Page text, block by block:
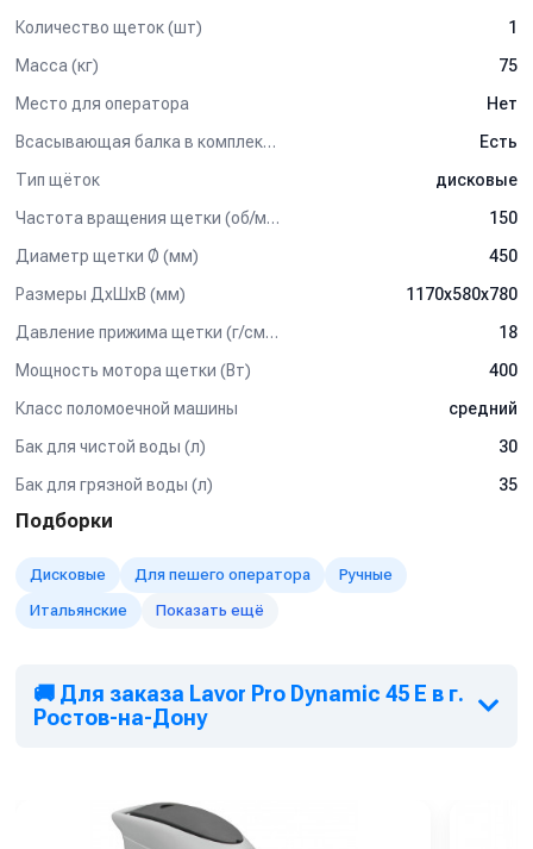
Количество щеток (шт)
1
Масса (кг)
75
Место для оператора
Нет
Всасывающая балка в комплектации
Есть
Тип щёток
дисковые
Частота вращения щетки (об/мин)
150
Диаметр щетки Ø (мм)
450
Размеры ДхШхВ (мм)
1170х580х780
Давление прижима щетки (г/см2)
18
Мощность мотора щетки (Вт)
400
Класс поломоечной машины
средний
Бак для чистой воды (л)
30
Бак для грязной воды (л)
35
Подборки
Дисковые Для пешего оператора
Ручные
Итальянские
Показать ещё
🚚 Для заказа Lavor Pro Dynamic 45 E в г.
Ростов-на-Дону